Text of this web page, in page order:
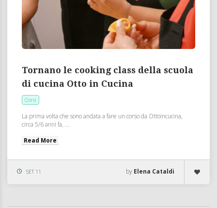
Tornano le cooking class della scuola
di cucina Otto in Cucina
Corsi
La prima volta che sono andata a fare un corso da Ottoincucina,
circa 5/6 anni fa, ...
Read More
SET 11 by Elena Cataldi